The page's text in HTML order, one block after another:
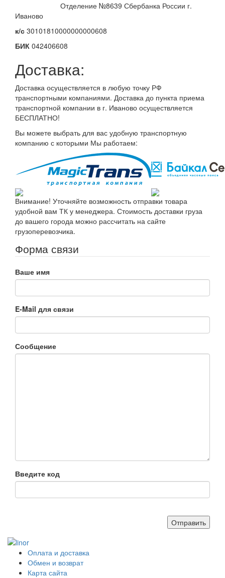
Отделение №8639 Сбербанка России г.
Иваново
к/с 30101810000000000608
БИК 042406608
Доставка:
Доставка осуществляется в любую точку РФ
транспортными компаниями. Доставка до пункта приема
транспортной компании в г. Иваново осуществляется
БЕСПЛАТНО!
Вы можете выбрать для вас удобную транспортную
компанию с которыми Мы работаем:
Внимание! Уточняйте возможность отправки товара
удобной вам ТК у менеджера. Стоимость доставки груза
до вашего города можно рассчитать на сайте
грузоперевозчика.
Форма связи
Ваше имя
E-Mail для связи
Сообщение
Введите код
Оплата и доставка
Обмен и возврат
Карта сайта